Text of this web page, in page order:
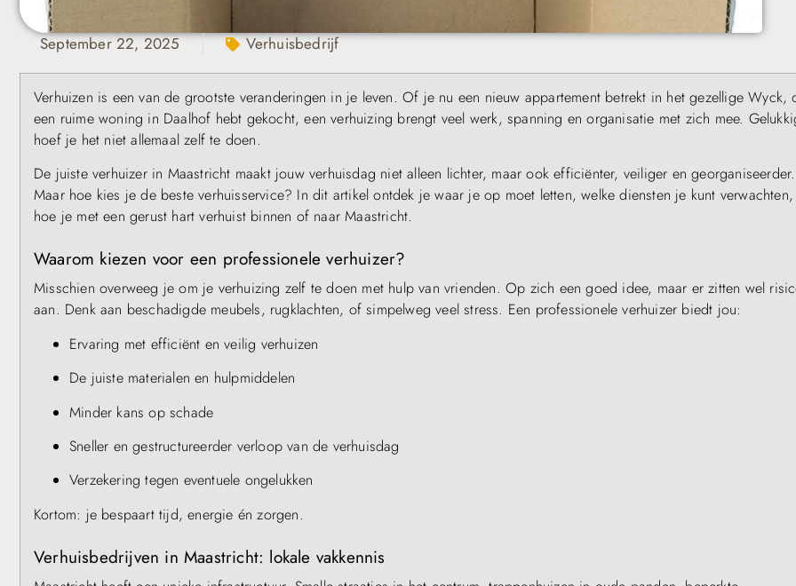
September 22, 2025 Verhuisbedrijf
Verhuizen is een van de grootste veranderingen in je leven. Of je nu een nieuw appartement betrekt in het gezellige Wyck,
een ruime woning in Daalhof hebt gekocht, een verhuizing brengt veel werk, spanning en organisatie met zich mee.
hoef je het niet allemaal zelf te doen.
De juiste verhuizer in Maastricht maakt jouw verhuisdag niet alleen lichter, maar ook efficiënter, veiliger en georganiseerder.
Maar hoe kies je de beste verhuisservice? In dit artikel ontdek je waar je op moet letten, welke diensten je kunt verwachten,
hoe je met een gerust hart verhuist binnen of naar Maastricht.
Waarom kiezen voor een professionele verhuizer?
Misschien overweeg je om je verhuizing zelf te doen met hulp van vrienden. Op zich een goed idee, maar er zitten wel
aan. Denk aan beschadigde meubels, rugklachten, of simpelweg veel stress. Een professionele verhuizer biedt jou:
Ervaring met efficiënt en veilig verhuizen
De juiste materialen en hulpmiddelen
Minder kans op schade
Sneller en gestructureerder verloop van de verhuisdag
Verzekering tegen eventuele ongelukken
Kortom: je bespaart tijd, energie én zorgen.
Verhuisbedrijven in Maastricht: lokale vakkennis